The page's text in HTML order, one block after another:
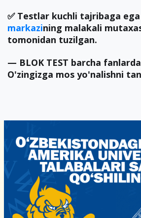
✅ Testlar kuchli tajribaga ega
markazining malakali
tomonidan tuzilgan.
— BLOK TEST barcha
O'zingizga mos yo'nalishni